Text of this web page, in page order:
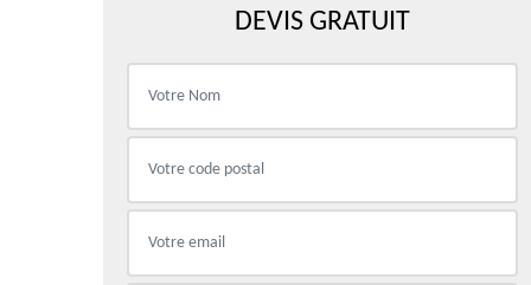
DEVIS GRATUIT